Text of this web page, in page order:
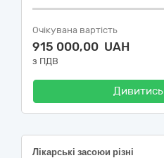
Очікувана вартість
915 000,00 UAH
з ПДВ
Дивитись
Лікарські засоюи різні